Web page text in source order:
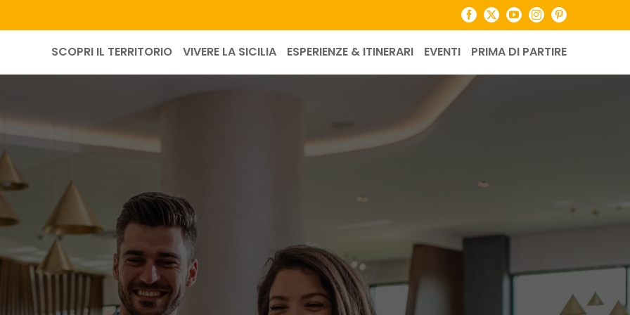
Facebook
X YouTubeInstagramPinterest
SCOPRI IL TERRITORIO VIVERE LA SICILIA ESPERIENZE & ITINERARI EVENTI PRIMA DI PARTIRE